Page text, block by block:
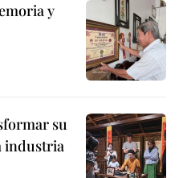
y
su
industria